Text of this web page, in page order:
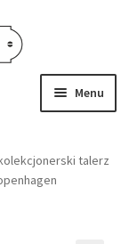
Menu
talerz